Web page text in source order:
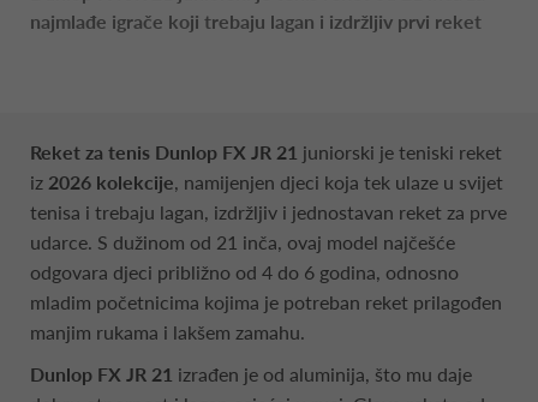
najmlađe igrače koji trebaju lagan i izdržljiv prvi reket
Reket za tenis Dunlop FX JR 21 juniorski je teniski reket
iz 2026 kolekcije, namijenjen djeci koja tek ulaze u svijet
tenisa i trebaju lagan, izdržljiv i jednostavan reket za prve
udarce. S dužinom od 21 inča, ovaj model najčešće
odgovara djeci približno od 4 do 6 godina, odnosno
mladim početnicima kojima je potreban reket prilagođen
manjim rukama i lakšem zamahu.
Dunlop FX JR 21 izrađen je od aluminija, što mu daje